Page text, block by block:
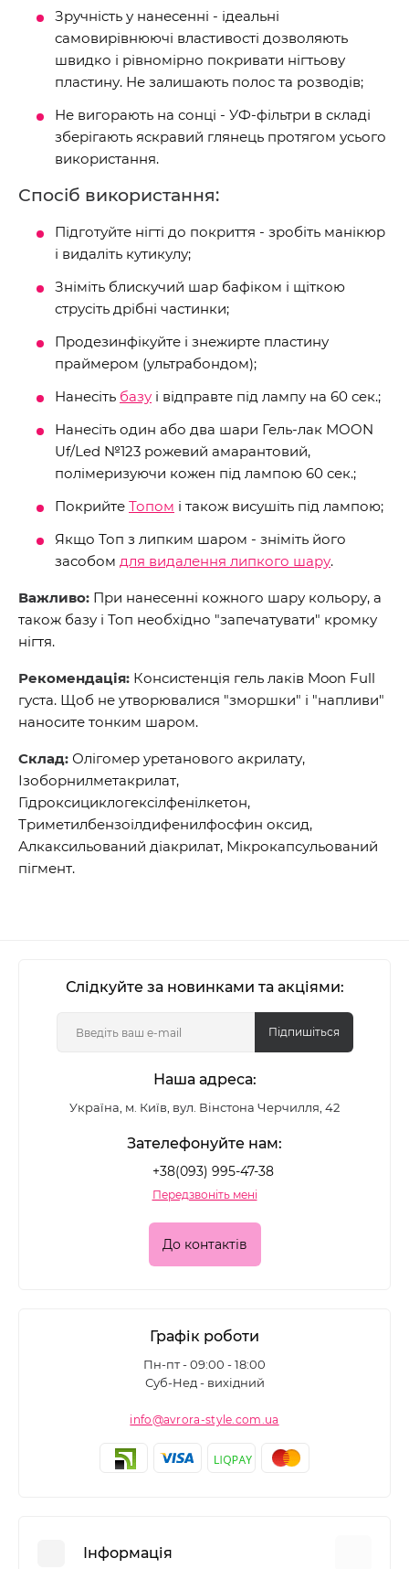
Зручність у нанесенні - ідеальні
самовирівнюючі властивості дозволяють
швидко і рівномірно покривати нігтьову
пластину. Не залишають полос та розводів;
Не вигорають на сонці - УФ-фільтри в складі
зберігають яскравий глянець протягом усього
використання.
Спосіб використання:
Підготуйте нігті до покриття - зробіть манікюр
і видаліть кутикулу;
Зніміть блискучий шар бафіком і щіткою
струсіть дрібні частинки;
Продезинфікуйте і знежирте пластину
праймером (ультрабондом);
Нанесіть базу і відправте під лампу на 60 сек.;
Нанесіть один або два шари Гель-лак MOON
Uf/Led №123 рожевий амарантовий,
полімеризуючи кожен під лампою 60 сек.;
Покрийте Топом і також висушіть під лампою;
Якщо Топ з липким шаром - зніміть його
засобом для видалення липкого шару.
Важливо: При нанесенні кожного шару кольору, а
також базу і Топ необхідно "запечатувати" кромку
нігтя.
Рекомендація: Консистенція гель лаків Moon Full
густа. Щоб не утворювалися "зморшки" і "напливи"
наносите тонким шаром.
Склад: Олігомер уретанового акрилату,
Ізоборнилметакрилат,
Гідроксициклогексілфенілкетон,
Триметилбензоілдифенилфосфин оксид,
Алкаксильований діакрилат, Мікрокапсульований
пігмент.
Слідкуйте за новинками та акціями:
Підпишіться
Наша адреса:
Україна, м. Київ, вул. Вінстона Черчилля, 42
Зателефонуйте нам:
+38(093) 995-47-38
Передзвоніть мені
До контактів
Графік роботи
Пн-пт - 09:00 - 18:00
Суб-Нед - вихідний
info@avrora-style.com.ua
Інформація